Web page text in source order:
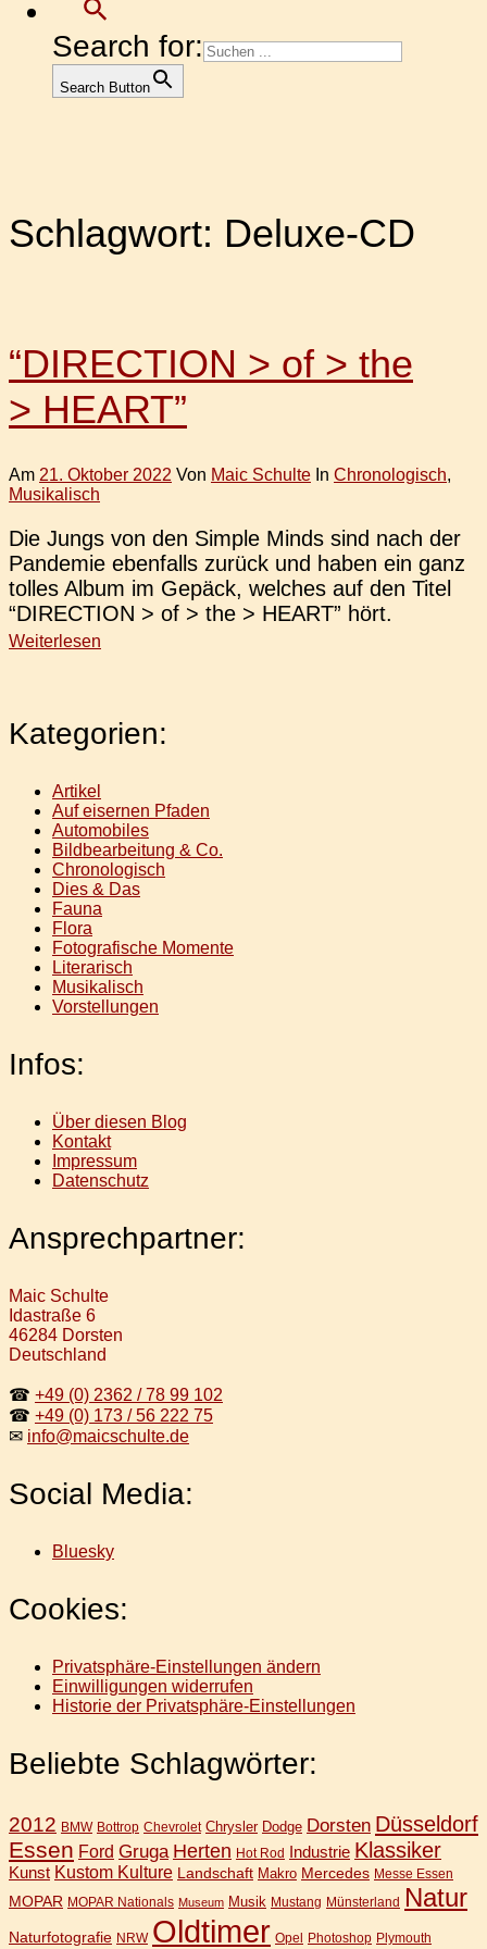
Search for:
Search Button
Schlagwort: Deluxe-CD
“DIRECTION > of > the
> HEART”
Am 21. Oktober 2022 Von Maic Schulte In Chronologisch,
Musikalisch
Die Jungs von den Simple Minds sind nach der
Pan­de­mie eben­falls zurück und haben ein ganz
tolles Album im Gepäck, wel­ches auf den Titel
“DIRECTION > of > the > HEART” hört.
Weiterlesen
Kategorien:
Artikel
Auf eisernen Pfaden
Automobiles
Bildbearbeitung & Co.
Chronologisch
Dies & Das
Fauna
Flora
Fotografische Momente
Literarisch
Musikalisch
Vorstellungen
Infos:
Über diesen Blog
Kontakt
Impressum
Datenschutz
Ansprechpartner:
Maic Schulte
Idastraße 6
46284 Dorsten
Deutschland
☎ +49 (0) 2362 / 78 99 102
☎ +49 (0) 173 / 56 222 75
✉ info@maicschulte.de
Social Media:
Bluesky
Cookies:
Privatsphäre-Einstellungen ändern
Einwilligungen widerrufen
Historie der Privatsphäre-Einstellungen
Beliebte Schlagwörter:
2012 BMW Bottrop Chevrolet Chrysler Dodge Dorsten Düsseldorf
Essen Ford Gruga Herten Hot Rod Industrie Klassiker
Kunst Kustom Kulture Landschaft Makro Mercedes Messe Essen
MOPAR MOPAR Nationals Museum Musik Mustang Münsterland Natur
Naturfotografie NRW Oldtimer Opel Photoshop Plymouth